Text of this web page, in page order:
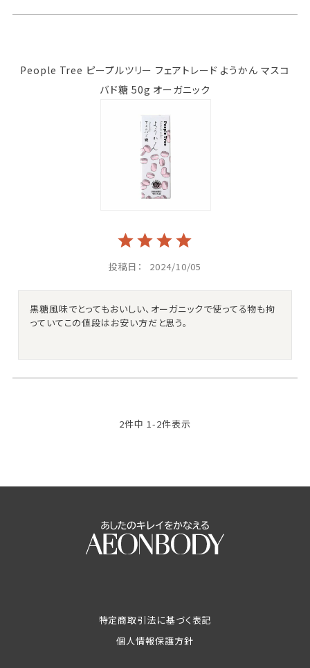
People Tree ピープルツリー フェアトレード ようかん マスコ
バド糖 50g オーガニック
投稿日 2024/10/05
黒糖風味でとってもおいしい、オーガニックで使ってる物も拘
っていてこの値段はお安い方だと思う。
2件中 1 -2件表示
特定商取引法に基づく表記
個人情報保護方針